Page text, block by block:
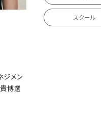
ジメン
博選
スクール